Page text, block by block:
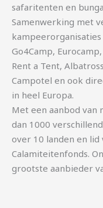
safaritenten en
Samenwerking met
kampeerorganisaties
Go4Camp,
Rent a Tent,
Campotel en ook
in heel Europa.
Met een aanbod van
dan 1000
over 10 landen en lid
Calamiteitenfonds.
grootste aanbieder